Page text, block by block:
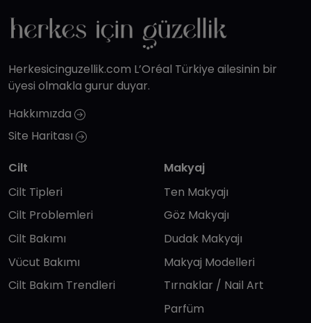
Herkesicinguzellik.com L’Oréal Türkiye ailesinin bir
üyesi olmakla gurur duyar.
Hakkımızda
Site Haritası
Cilt
Cilt Tipleri
Cilt Problemleri
Cilt Bakımı
Vücut Bakımı
Cilt Bakım Trendleri
Makyaj
Ten Makyajı
Göz Makyajı
Dudak Makyajı
Makyaj Modelleri
Tırnaklar / Nail Art
Parfüm